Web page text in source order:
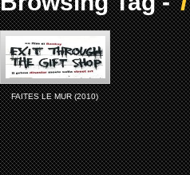
FAITES LE MUR (2010)